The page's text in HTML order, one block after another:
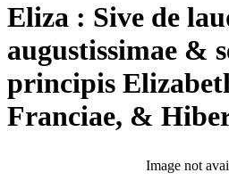
Eliza : Sive de
augustissimae &
principis
Franciae, &
Image not